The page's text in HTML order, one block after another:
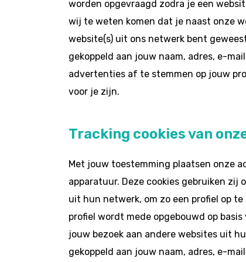
worden opgevraagd zodra je een
wij te weten komen dat je naast onze
website(s) uit ons netwerk bent
gekoppeld aan jouw naam, adres, e-
advertenties af te stemmen op jouw
voor je zijn.
Tracking cookies van
Met jouw toestemming plaatsen onze
apparatuur. Deze cookies gebruiken zij
uit hun netwerk, om zo een profiel op
profiel wordt mede opgebouwd op
jouw bezoek aan andere websites uit
gekoppeld aan jouw naam, adres, e-